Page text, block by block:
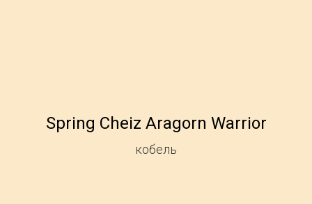
Spring Cheiz Aragorn Warrior
кобель